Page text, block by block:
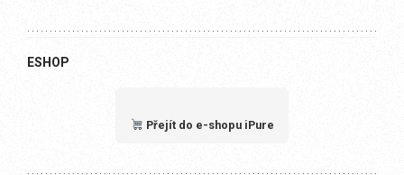
ESHOP
Přejít do e-shopu iPure